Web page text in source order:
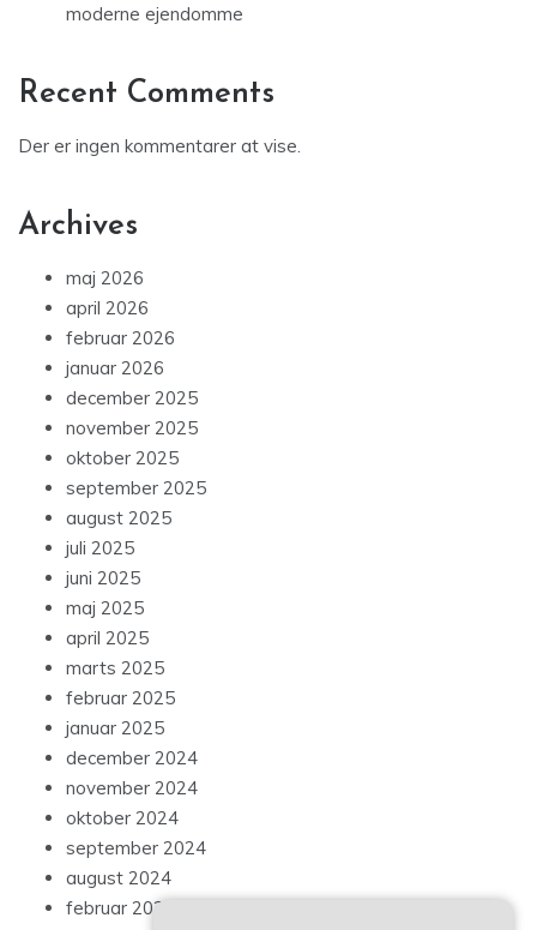
moderne ejendomme
Recent Comments
Der er ingen kommentarer at vise.
Archives
maj 2026
april 2026
februar 2026
januar 2026
december 2025
november 2025
oktober 2025
september 2025
august 2025
juli 2025
juni 2025
maj 2025
april 2025
marts 2025
februar 2025
januar 2025
december 2024
november 2024
oktober 2024
september 2024
august 2024
februar 2023